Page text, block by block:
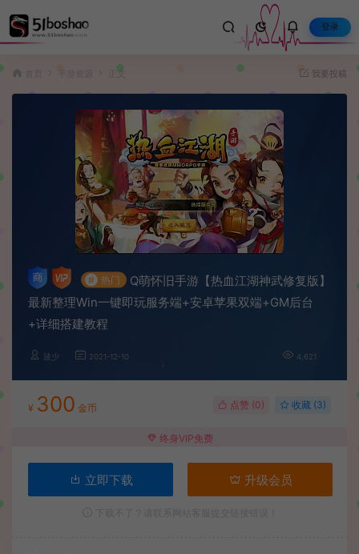
登录
手游资源 正文 我要投稿
# 热门
Q萌怀旧手游【热血江湖神武修复版】
最新整理Win一键即玩服务端+安卓苹果双端+GM后台
+详细搭建教程
波少 2021-12-10 4,621
¥ 300 金币 点赞 (0) 收藏 (3)
终身VIP免费
立即下载 升级会员